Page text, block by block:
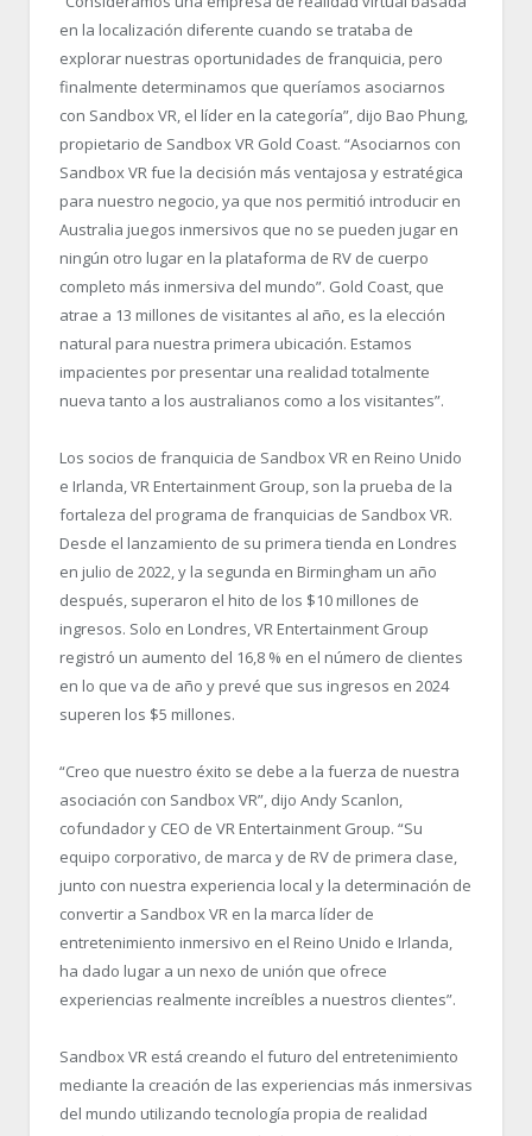
en la localización diferente cuando se trataba de
explorar nuestras oportunidades de franquicia, pero
finalmente determinamos que queríamos asociarnos
con Sandbox VR, el líder en la categoría”, dijo Bao Phung,
propietario de Sandbox VR Gold Coast. “Asociarnos con
Sandbox VR fue la decisión más ventajosa y estratégica
para nuestro negocio, ya que nos permitió introducir en
Australia juegos inmersivos que no se pueden jugar en
ningún otro lugar en la plataforma de RV de cuerpo
completo más inmersiva del mundo”. Gold Coast, que
atrae a 13 millones de visitantes al año, es la elección
natural para nuestra primera ubicación. Estamos
impacientes por presentar una realidad totalmente
nueva tanto a los australianos como a los visitantes”.
Los socios de franquicia de Sandbox VR en Reino Unido
e Irlanda, VR Entertainment Group, son la prueba de la
fortaleza del programa de franquicias de Sandbox VR.
Desde el lanzamiento de su primera tienda en Londres
en julio de 2022, y la segunda en Birmingham un año
después, superaron el hito de los $10 millones de
ingresos. Solo en Londres, VR Entertainment Group
registró un aumento del 16,8 % en el número de clientes
en lo que va de año y prevé que sus ingresos en 2024
superen los $5 millones.
“Creo que nuestro éxito se debe a la fuerza de nuestra
asociación con Sandbox VR”, dijo Andy Scanlon,
cofundador y CEO de VR Entertainment Group. “Su
equipo corporativo, de marca y de RV de primera clase,
junto con nuestra experiencia local y la determinación de
convertir a Sandbox VR en la marca líder de
entretenimiento inmersivo en el Reino Unido e Irlanda,
ha dado lugar a un nexo de unión que ofrece
experiencias realmente increíbles a nuestros clientes”.
Sandbox VR está creando el futuro del entretenimiento
mediante la creación de las experiencias más inmersivas
del mundo utilizando tecnología propia de realidad